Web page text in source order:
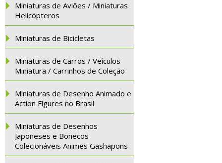
Miniaturas de Aviões / Miniaturas
Helicópteros
Miniaturas de Bicicletas
Miniaturas de Carros / Veículos
Miniatura / Carrinhos de Coleção
Miniaturas de Desenho Animado e
Action Figures no Brasil
Miniaturas de Desenhos
Japoneses e Bonecos
Colecionáveis Animes Gashapons